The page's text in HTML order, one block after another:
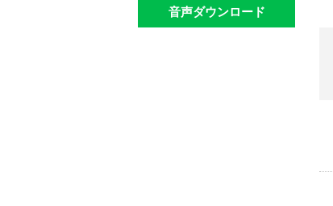
音声ダウンロード